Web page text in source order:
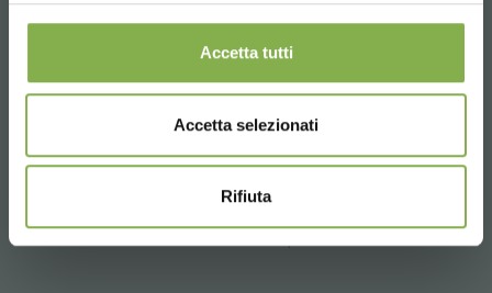
Accetta tutti
Accetta selezionati
Rifiuta
SERVICES